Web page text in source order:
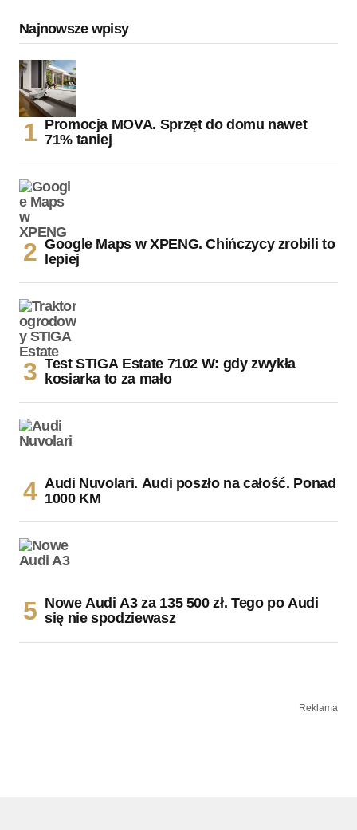
Najnowsze wpisy
Promocja MOVA. Sprzęt do domu nawet
71% taniej
Google Maps w XPENG. Chińczycy zrobili to
lepiej
Test STIGA Estate 7102 W: gdy zwykła
kosiarka to za mało
Audi Nuvolari. Audi poszło na całość. Ponad
1000 KM
Nowe Audi A3 za 135 500 zł. Tego po Audi
się nie spodziewasz
Reklama